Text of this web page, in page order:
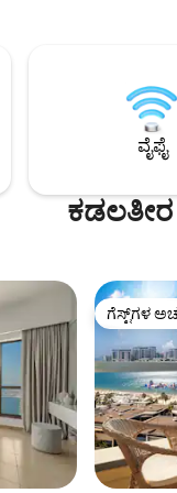
ಮತ್ತು
ಜುಮೇರಾ,
ಬುರ್ಜ್
ವೈಫೈ
ಗೆಸ್ಟ್‌ಗಳ
ಗೆಸ್ಟ್‌ಗಳ